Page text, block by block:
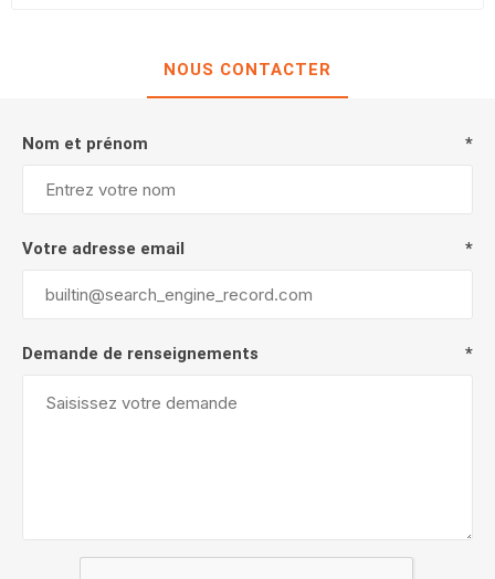
NOUS CONTACTER
Nom et prénom *
Votre adresse email *
Demande de renseignements *